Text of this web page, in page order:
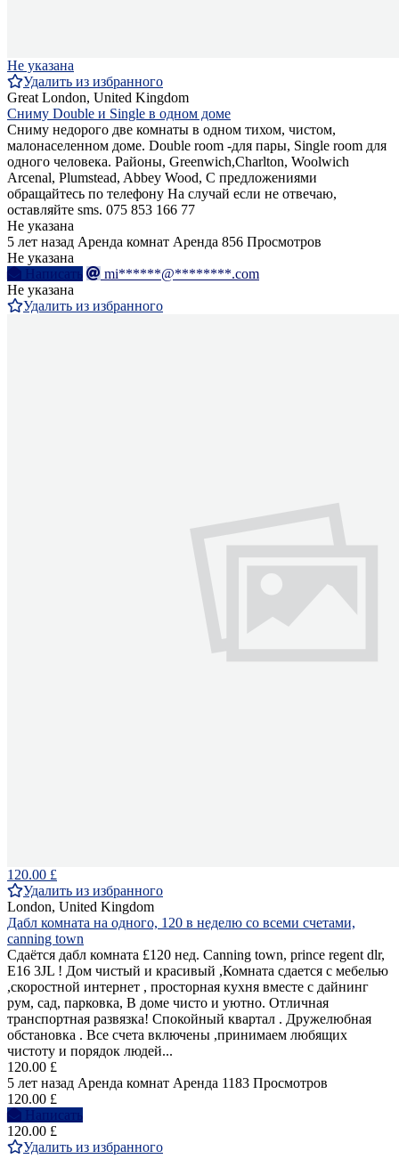
Не указана
Удалить из избранного
Great London, United Kingdom
Сниму Double и Single в одном доме
Сниму недорого две комнаты в одном тихом, чистом,
малонаселенном доме. Double room -для пары, Single room для
одного человека. Районы, Greenwich,Charlton, Woolwich
Arcenal, Plumstead, Abbey Wood, С предложениями
обращайтесь по телефону На случай если не отвечаю,
оставляйте sms. 075 853 166 77
Не указана
5 лет назад Аренда комнат Аренда 856 Просмотров
Не указана
Написать
mi******@********.com
Не указана
Удалить из избранного
120.00 £
Удалить из избранного
London, United Kingdom
Дабл комната на одного, 120 в неделю со всеми счетами,
canning town
Сдаётся дабл комната £120 нед. Canning town, prince regent dlr,
E16 3JL ! Дом чистый и красивый ,Комната сдается с мебелью
,скоростной интернет , просторная кухня вместе с дайнинг
рум, сад, парковка, В доме чисто и уютно. Отличная
транспортная развязка! Спокойный квартал . Дружелюбная
обстановка . Все счета включены ,принимаем любящих
чистоту и порядок людей...
120.00 £
5 лет назад Аренда комнат Аренда 1183 Просмотров
120.00 £
Написать
120.00 £
Удалить из избранного